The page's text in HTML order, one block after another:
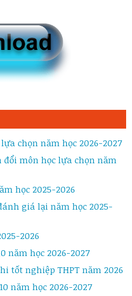
chọn năm học 2026-2027
môn học lựa chọn năm
học 2025-2026
giá lại năm học 2025-
2026
năm học 2026-2027
tốt nghiệp THPT năm 2026
năm học 2026-2027